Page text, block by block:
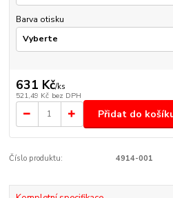
Barva otisku
631 Kč/ks
521,49 Kč bez DPH
Přidat do
Číslo produktu: 4914-001